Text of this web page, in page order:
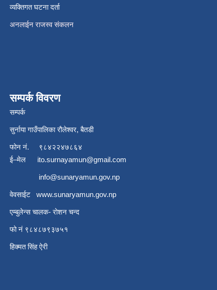
व्यक्तिगत घटना दर्ता
अनलाईन राजस्व संकलन
सम्पर्क विवरण
सम्पर्क
सुर्नाया गाउँपालिका रौलेश्वर, बैतडी
फोन नं.
९८४२२४७८६४
ई–मेल ito.surnayamun@gmail.com
info@sunaryamun.gov.np
वेवसाईट www.sunaryamun.gov.np
एम्बुलेन्स चालक- रोशन चन्द
फो नं ९८४८७९३७५१
हिक्मत सिंह ऐरी